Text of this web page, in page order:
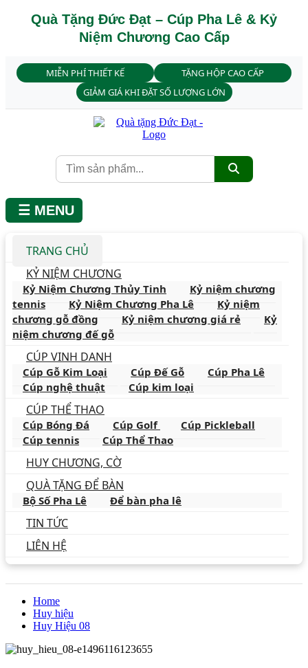
Quà Tặng Đức Đạt – Cúp Pha Lê & Kỷ
Niệm Chương Cao Cấp
MIỄN PHÍ THIẾT KẾ
TẶNG HỘP CAO CẤP
GIẢM GIÁ KHI ĐẶT SỐ LƯỢNG LỚN
☰ MENU
TRANG CHỦ
KỶ NIỆM CHƯƠNG
Kỷ Niệm Chương Thủy Tinh
Kỷ niệm chương
tennis
Kỷ Niệm Chương Pha Lê
Kỷ niệm
chương gỗ đồng
Kỷ niệm chương giá rẻ
Kỷ
niệm chương đế gỗ
CÚP VINH DANH
Cúp Gỗ Kim Loại Cúp Đế Gỗ
Cúp Pha Lê
Cúp nghệ thuật
Cúp kim loại
CÚP THỂ THAO
Cúp Bóng Đá Cúp Golf
Cúp Pickleball
Cúp tennis
Cúp Thể Thao
HUY CHƯƠNG, CỜ
QUÀ TẶNG ĐỂ BÀN
Bộ Số Pha Lê Để bàn pha lê
TIN TỨC
LIÊN HỆ
Home
Huy hiệu
Huy Hiệu 08